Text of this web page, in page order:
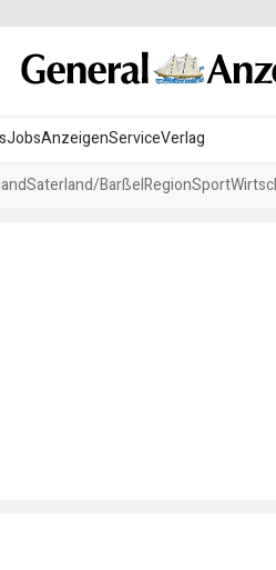
JobsAnzeigenServiceVerlag
Saterland/BarßelRegionSport